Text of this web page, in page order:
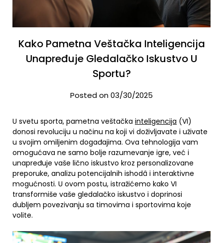
Kako Pametna Veštačka Inteligencija
Unapređuje Gledalačko Iskustvo U
Sportu?
Posted on 03/30/2025
U svetu sporta, pametna veštačka inteligencija (VI)
donosi revoluciju u načinu na koji vi doživljavate i uživate
u svojim omiljenim događajima. Ova tehnologija vam
omogućava ne samo bolje razumevanje igre, već i
unapređuje vaše lično iskustvo kroz personalizovane
preporuke, analizu potencijalnih ishodâ i interaktivne
mogućnosti. U ovom postu, istražićemo kako VI
transformiše vaše gledalačko iskustvo i doprinosi
dubljem povezivanju sa timovima i sportovima koje
volite.